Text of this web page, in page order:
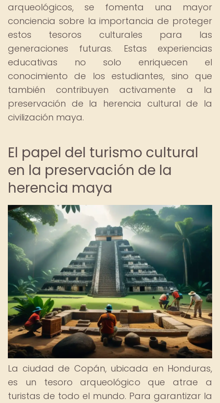
arqueológicos, se fomenta una mayor
conciencia sobre la importancia de proteger
estos tesoros culturales para las
generaciones futuras. Estas experiencias
educativas no solo enriquecen el
conocimiento de los estudiantes, sino que
también contribuyen activamente a la
preservación de la herencia cultural de la
civilización maya.
El papel del turismo cultural
en la preservación de la
herencia maya
La ciudad de Copán, ubicada en Honduras,
es un tesoro arqueológico que atrae a
turistas de todo el mundo. Para garantizar la